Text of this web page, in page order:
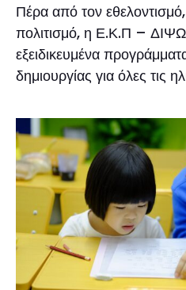
Πέρα από τον
πολιτισμό, η Ε.Κ.Π –
εξειδικευμένα
δημιουργίας για όλες τις